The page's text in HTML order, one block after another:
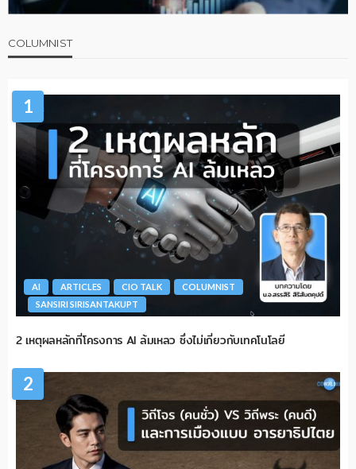
COLUMNIST
1
AI ARTICLES CIO TALK
COLUMNIST
SANSIRI SIRISANTAKUPT
2 เหตุผลหลักที่โครงการ AI ล้มเหลว ซึ่งไม่เกี่ยวกับเทคโนโลยี
2